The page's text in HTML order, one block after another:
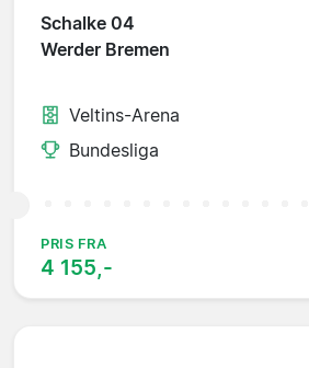
Schalke 04
Werder Bremen
Veltins-Arena
Bundesliga
PRIS FRA
4 155,-